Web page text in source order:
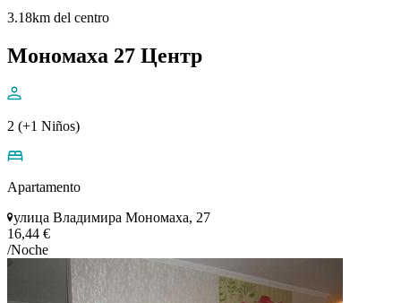
3.18km del centro
Мономаха 27 Центр
2 (+1 Niños)
Apartamento
улица Владимира Мономаха, 27
16,44 €
/Noche